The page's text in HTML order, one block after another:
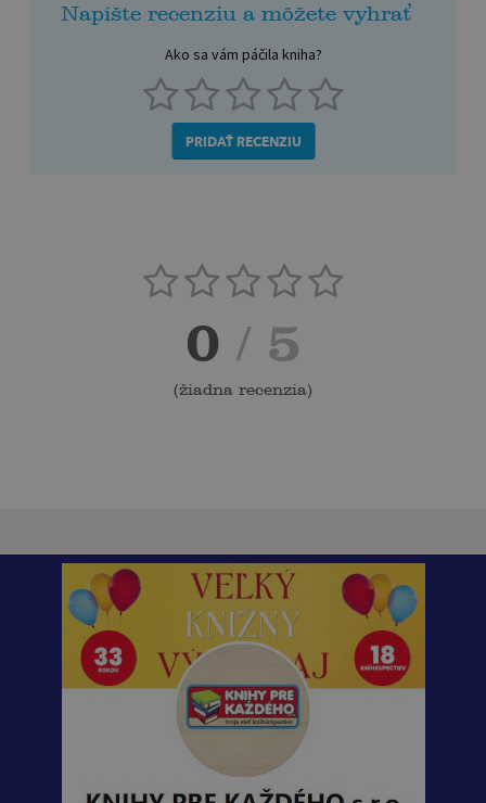
Napíšte recenziu a môžete vyhrať
Ako sa vám páčila kniha?
PRIDAŤ RECENZIU
0 / 5
(žiadna recenzia)